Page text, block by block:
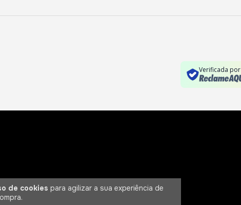
de cookies para agilizar a sua experiência de
Verificada por